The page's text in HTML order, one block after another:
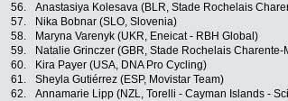
56.
Anastasiya Kolesava (BLR, Stade Rochelais
57.
Nika Bobnar (SLO, Slovenia)
58.
Maryna Varenyk (UKR, Eneicat - RBH Global)
59.
Natalie Grinczer (GBR, Stade Rochelais Charente-
60.
Kira Payer (USA, DNA Pro Cycling)
61.
Sheyla Gutiérrez (ESP, Movistar Team)
62.
Annamarie Lipp (NZL, Torelli - Cayman Islands -